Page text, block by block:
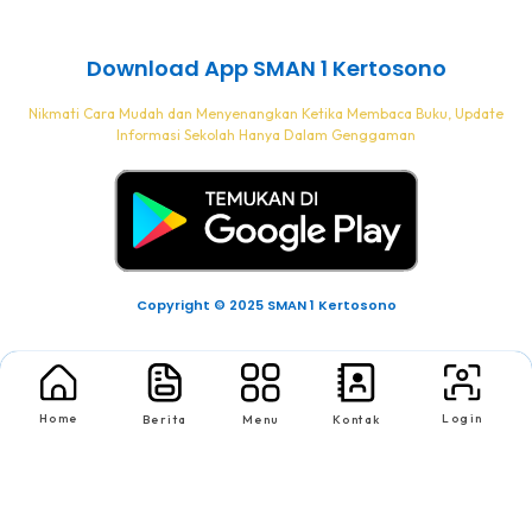
Download App SMAN 1 Kertosono
Nikmati Cara Mudah dan Menyenangkan Ketika Membaca Buku, Update
Informasi Sekolah Hanya Dalam Genggaman
Copyright © 2025 SMAN 1 Kertosono
Home Berita Menu Kontak Login